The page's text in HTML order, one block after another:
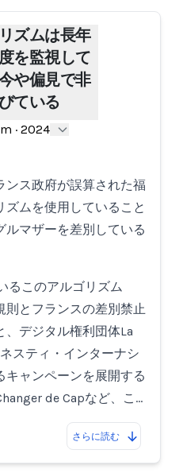
ズムは長年
を監視して
や偏見で非
ている
· 2024
ンス政府が誤算された福
ムを使用していること
ルマザーを差別している
るこのアルゴリズム
則とフランスの差別禁止
デジタル権利団体La
スティ・インターナシ
キャンペーンを展開する
de Capなど、こ…
さらに読む